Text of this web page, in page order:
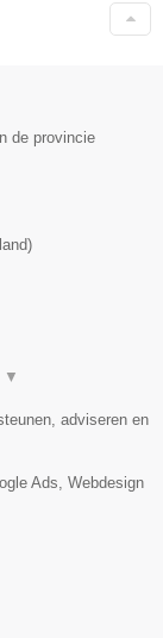
de provincie
)
▼
adviseren en
Ads, Webdesign